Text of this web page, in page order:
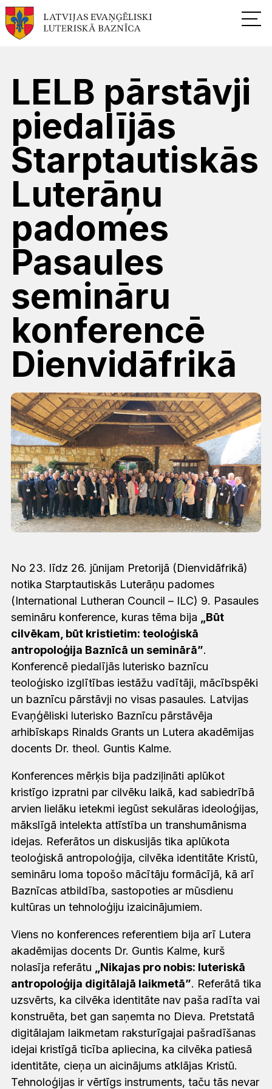
LELB pārstāvji
piedalījās
Starptautiskās
Luterāņu
padomes
Pasaules
semināru
konferencē
Dienvidāfrikā
No 23. līdz 26. jūnijam Pretorijā (Dienvidāfrikā)
notika Starptautiskās Luterāņu padomes
(International Lutheran Council – ILC) 9. Pasaules
semināru konference, kuras tēma bija „Būt
cilvēkam, būt kristietim: teoloģiskā
antropoloģija Baznīcā un seminārā”.
Konferencē piedalījās luterisko baznīcu
teoloģisko izglītības iestāžu vadītāji, mācībspēki
un baznīcu pārstāvji no visas pasaules. Latvijas
Evaņģēliski luterisko Baznīcu pārstāvēja
arhibīskaps Rinalds Grants un Lutera akadēmijas
docents Dr. theol. Guntis Kalme.
Konferences mērķis bija padziļināti aplūkot
kristīgo izpratni par cilvēku laikā, kad sabiedrībā
arvien lielāku ietekmi iegūst sekulāras ideoloģijas,
mākslīgā intelekta attīstība un transhumānisma
idejas. Referātos un diskusijās tika aplūkota
teoloģiskā antropoloģija, cilvēka identitāte Kristū,
semināru loma topošo mācītāju formācījā, kā arī
Baznīcas atbildība, sastopoties ar mūsdienu
kultūras un tehnoloģiju izaicinājumiem.
Viens no konferences referentiem bija arī Lutera
akadēmijas docents Dr. Guntis Kalme, kurš
nolasīja referātu „Nikajas pro nobis: luteriskā
antropoloģija digitālajā laikmetā”. Referātā tika
uzsvērts, ka cilvēka identitāte nav paša radīta vai
konstruēta, bet gan saņemta no Dieva. Pretstatā
digitālajam laikmetam raksturīgajai pašradīšanas
idejai kristīgā ticība apliecina, ka cilvēka patiesā
identitāte, cieņa un aicinājums atklājas Kristū.
Tehnoloģijas ir vērtīgs instruments, taču tās nevar